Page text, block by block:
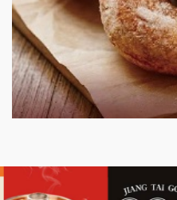
明石章魚燒加盟說明會
出櫃加盟說明會
千香漢堡加盟說明會
拉亞漢堡加盟說明會